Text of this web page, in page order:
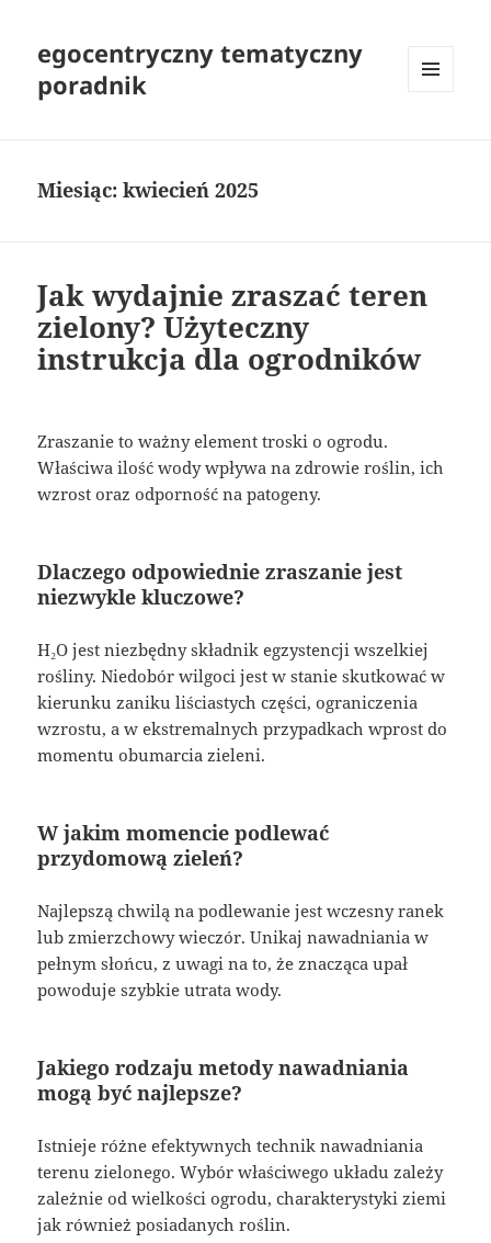
egocentryczny tematyczny
poradnik
Miesiąc:kwiecień 2025
Jak wydajnie zraszać teren
zielony? Użyteczny
instrukcja dla ogrodników
Zraszanie to ważny element troski o ogrodu.
Właściwa ilość wody wpływa na zdrowie roślin, ich
wzrost oraz odporność na patogeny.
Dlaczego odpowiednie zraszanie jest
niezwykle kluczowe?
H₂O jest niezbędny składnik egzystencji wszelkiej
rośliny. Niedobór wilgoci jest w stanie skutkować w
kierunku zaniku liściastych części, ograniczenia
wzrostu, a w ekstremalnych przypadkach wprost do
momentu obumarcia zieleni.
W jakim momencie podlewać
przydomową zieleń?
Najlepszą chwilą na podlewanie jest wczesny ranek
lub zmierzchowy wieczór. Unikaj nawadniania w
pełnym słońcu, z uwagi na to, że znacząca upał
powoduje szybkie utrata wody.
Jakiego rodzaju metody nawadniania
mogą być najlepsze?
Istnieje różne efektywnych technik nawadniania
terenu zielonego. Wybór właściwego układu zależy
zależnie od wielkości ogrodu, charakterystyki ziemi
jak również posiadanych roślin.